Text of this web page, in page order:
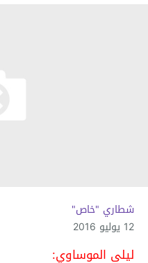
شطاري "خاص"
12 يوليو 2016
ليلى الموساوي: